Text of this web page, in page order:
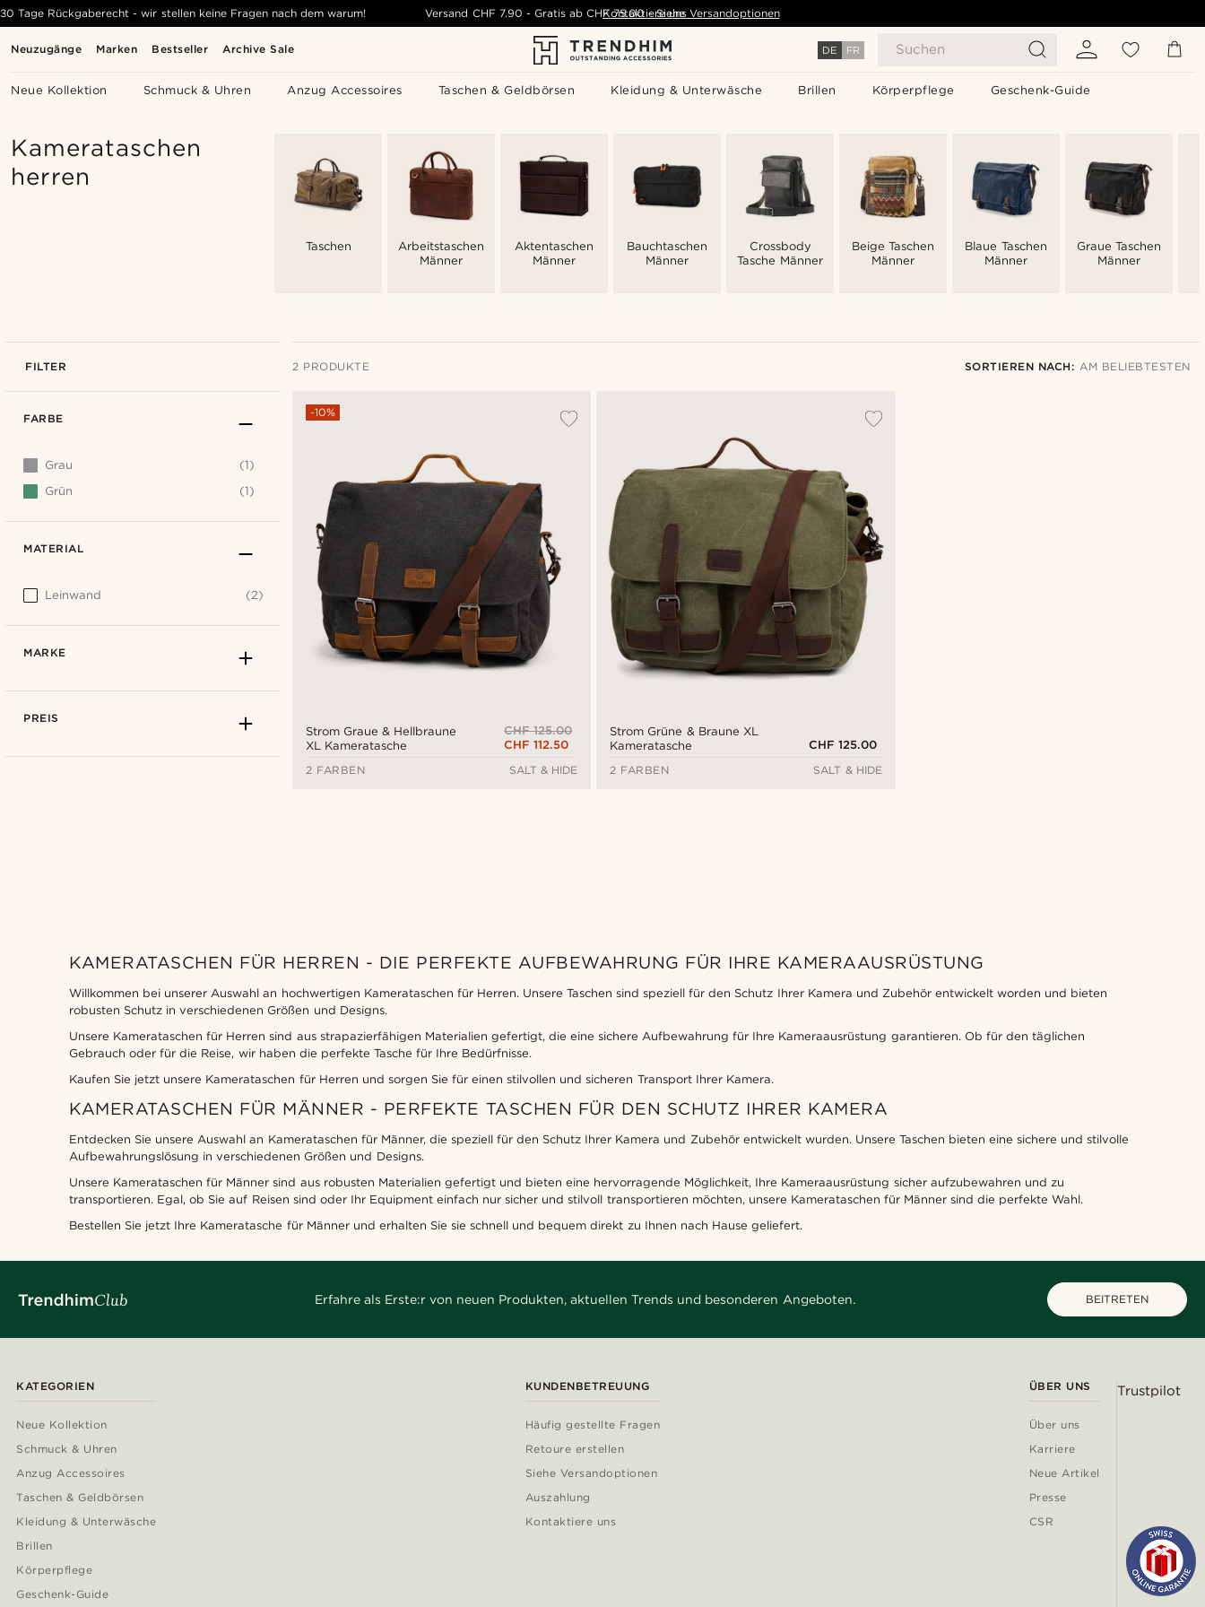
Neuzugänge Marken Bestseller Archive Sale DE FR Suchen
Neue Kollektion Schmuck & Uhren Anzug Accessoires Taschen & Geldbörsen Kleidung & Unterwäsche Brillen Körperpflege Geschenk-Guide
30 Tage Rückgaberecht - wir stellen keine Fragen nach dem warum! Versand CHF 7.90 - Gratis ab CHF 75.00 - Siehe Versandoptionen
Kontaktiere uns
Kamerataschen
herren
Taschen
Arbeitstaschen
Männer
Aktentaschen
Männer
Bauchtaschen
Männer
Crossbody
Tasche Männer
Beige Taschen
Männer
Blaue Taschen
Männer
Graue Taschen
Männer
FILTER 2 PRODUKTE SORTIEREN NACH: AM BELIEBTESTEN
Strom Graue & Hellbraune
XL Kameratasche
-10%
CHF 125.00
CHF 112.50
2 FARBEN
SALT & HIDE
Strom Grüne & Braune XL
Kameratasche
CHF 125.00
2 FARBEN
SALT & HIDE
FARBE
Grau
(1)
Grün
(1)
MATERIAL
Leinwand (2)
MARKE
PREIS
KAMERATASCHEN FÜR HERREN - DIE PERFEKTE AUFBEWAHRUNG FÜR IHRE KAMERAAUSRÜSTUNG
Willkommen bei unserer Auswahl an hochwertigen Kamerataschen für Herren. Unsere Taschen sind speziell für den Schutz Ihrer Kamera und Zubehör entwickelt worden und bieten
robusten Schutz in verschiedenen Größen und Designs.
Unsere Kamerataschen für Herren sind aus strapazierfähigen Materialien gefertigt, die eine sichere Aufbewahrung für Ihre Kameraausrüstung garantieren. Ob für den täglichen
Gebrauch oder für die Reise, wir haben die perfekte Tasche für Ihre Bedürfnisse.
Kaufen Sie jetzt unsere Kamerataschen für Herren und sorgen Sie für einen stilvollen und sicheren Transport Ihrer Kamera.
KAMERATASCHEN FÜR MÄNNER - PERFEKTE TASCHEN FÜR DEN SCHUTZ IHRER KAMERA
Entdecken Sie unsere Auswahl an Kamerataschen für Männer, die speziell für den Schutz Ihrer Kamera und Zubehör entwickelt wurden. Unsere Taschen bieten eine sichere und stilvolle
Aufbewahrungslösung in verschiedenen Größen und Designs.
Unsere Kamerataschen für Männer sind aus robusten Materialien gefertigt und bieten eine hervorragende Möglichkeit, Ihre Kameraausrüstung sicher aufzubewahren und zu
transportieren. Egal, ob Sie auf Reisen sind oder Ihr Equipment einfach nur sicher und stilvoll transportieren möchten, unsere Kamerataschen für Männer sind die perfekte Wahl.
Bestellen Sie jetzt Ihre Kameratasche für Männer und erhalten Sie sie schnell und bequem direkt zu Ihnen nach Hause geliefert.
Erfahre als Erste:r von neuen Produkten, aktuellen Trends und besonderen Angeboten. BEITRETEN
KATEGORIEN
Neue Kollektion
Schmuck & Uhren
Anzug Accessoires
Taschen & Geldbörsen
Kleidung & Unterwäsche
Brillen
Körperpflege
Geschenk-Guide
KUNDENBETREUUNG
Häufig gestellte Fragen
Retoure erstellen
Siehe Versandoptionen
Auszahlung
Kontaktiere uns
ÜBER UNS
Über uns
Karriere
Neue Artikel
Presse
CSR
Trustpilot